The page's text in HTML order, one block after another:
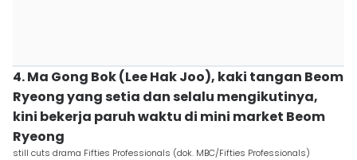
4. Ma Gong Bok (Lee Hak Joo), kaki tangan Beom
Ryeong yang setia dan selalu mengikutinya,
kini bekerja paruh waktu di mini market Beom
Ryeong
still cuts drama Fifties Professionals (dok. MBC/Fifties Professionals)